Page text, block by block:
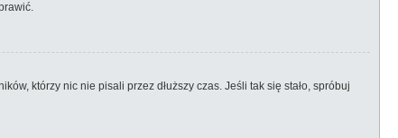
którzy nic nie pisali przez dłuższy czas. Jeśli tak się stało, spróbuj